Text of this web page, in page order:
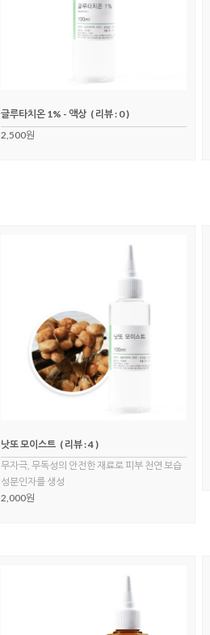
글루타치온 1% - 액상 ( 리뷰 : 0 )
2,500원
낫또 모이스트 ( 리뷰 : 4 )
무자극, 무독성의 안전한 재료로 피부 천연 보습
성분인자를 생성
2,000원